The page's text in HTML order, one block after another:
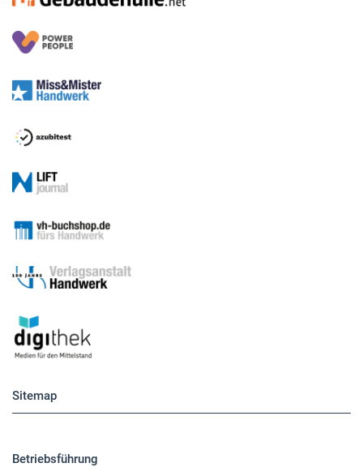
Sitemap
Betriebsführung